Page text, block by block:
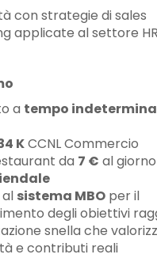
con strategie di sales
applicate al settore HR
a tempo
KCCNL Commercio
da 7 € al giorno
sistema MBO per il
degli obiettivi
snella che
e contributi reali